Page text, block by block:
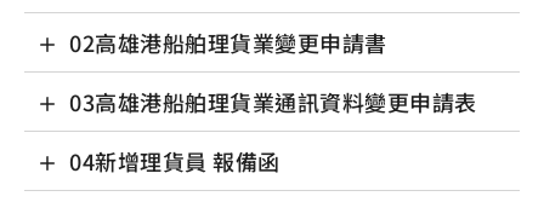
02高雄港船舶理貨業變更申請書
03高雄港船舶理貨業通訊資料變更申請表
04新增理貨員 報備函